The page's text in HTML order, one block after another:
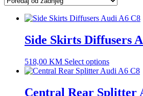
Side Skirts Diffusers
518,00 KM Select options
Central Rear Splitter